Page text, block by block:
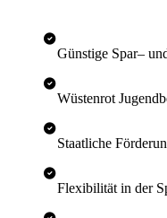
Günstige Spar–
Wüstenrot
Staatliche
Flexibilität in der